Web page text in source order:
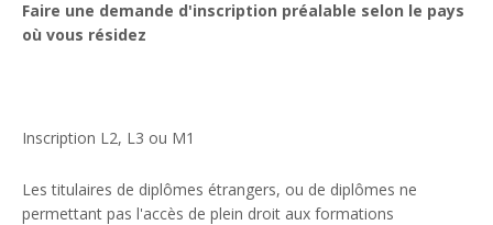
Faire une demande d'inscription préalable selon le pays
où vous résidez
Inscription L2, L3 ou M1
Les titulaires de diplômes étrangers, ou de diplômes ne
permettant pas l'accès de plein droit aux formations